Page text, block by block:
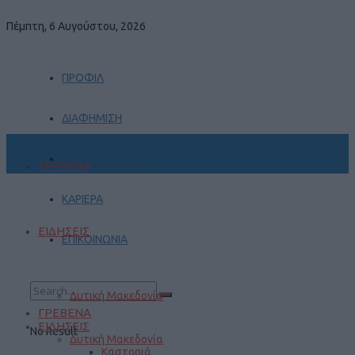
Πέμπτη, 6 Αυγούστου, 2026
ΠΡΟΦΙΛ
ΔΙΑΦΗΜΙΣΗ
ΚΑΡΙΕΡΑ
ΕΠΙΚΟΙΝΩΝΙΑ
No Result
ΓΡΕΒΕΝΑ
ΕΙΔΗΣΕΙΣ
Δυτική Μακεδονία
ΓΡΕΒΕΝΑ
ΕΙΔΗΣΕΙΣ
Δυτική Μακεδονία
Καστοριά